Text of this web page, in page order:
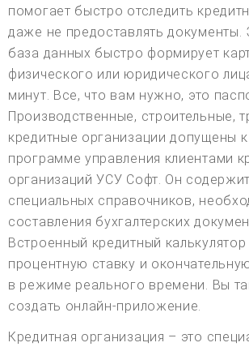
помогает быстро отследить
даже не предоставлять документы.
база данных быстро формирует
физического или юридического
минут. Все, что вам нужно, это
Производственные, строительные,
кредитные организации допущены
программе управления клиентами
организаций УСУ Софт. Он
специальных справочников,
составления бухгалтерских
Встроенный кредитный
процентную ставку и
в режиме реального времени. Вы
создать онлайн-приложение.
Кредитная организация – это